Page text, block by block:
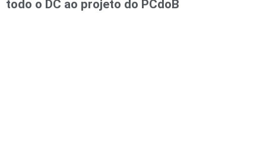
todo o DC ao projeto do PCdoB